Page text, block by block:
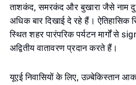
ताशकंद, समरकंद और बुखारा जैसे नाम
अधिक बार दिखाई दे रहे हैं। ऐतिहासिक
स्थित शहर पारंपरिक पर्यटन मार्गों से
अद्वितीय वातावरण प्रदान करते हैं।
यूएई निवासियों के लिए, उज़्बेकिस्तान